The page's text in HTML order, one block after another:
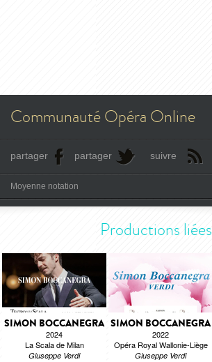
Communauté Opéra Online
partager partager suivre
Moyenne notation
Productions liées
SIMON BOCCANEGRA
2024
La Scala de Milan
Giuseppe Verdi
SIMON BOCCANEGRA
2022
Opéra Royal Wallonie-Liège
Giuseppe Verdi